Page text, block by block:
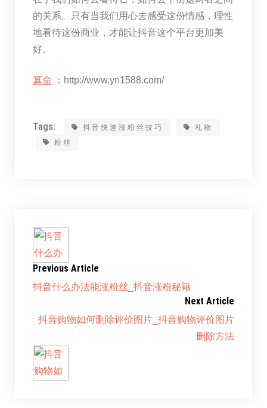
的关系。只有当我们用心去感受这份情感，理性
地看待这份商业，才能让抖音这个平台更加美
好。
算命 ：http://www.yn1588.com/
Tags: 抖音快速涨粉丝技巧
礼物
粉丝
Previous Article
抖音什么办法能涨粉丝_抖音涨粉秘籍
Next Article
抖音购物如何删除评价图片_抖音购物评价图片
删除方法